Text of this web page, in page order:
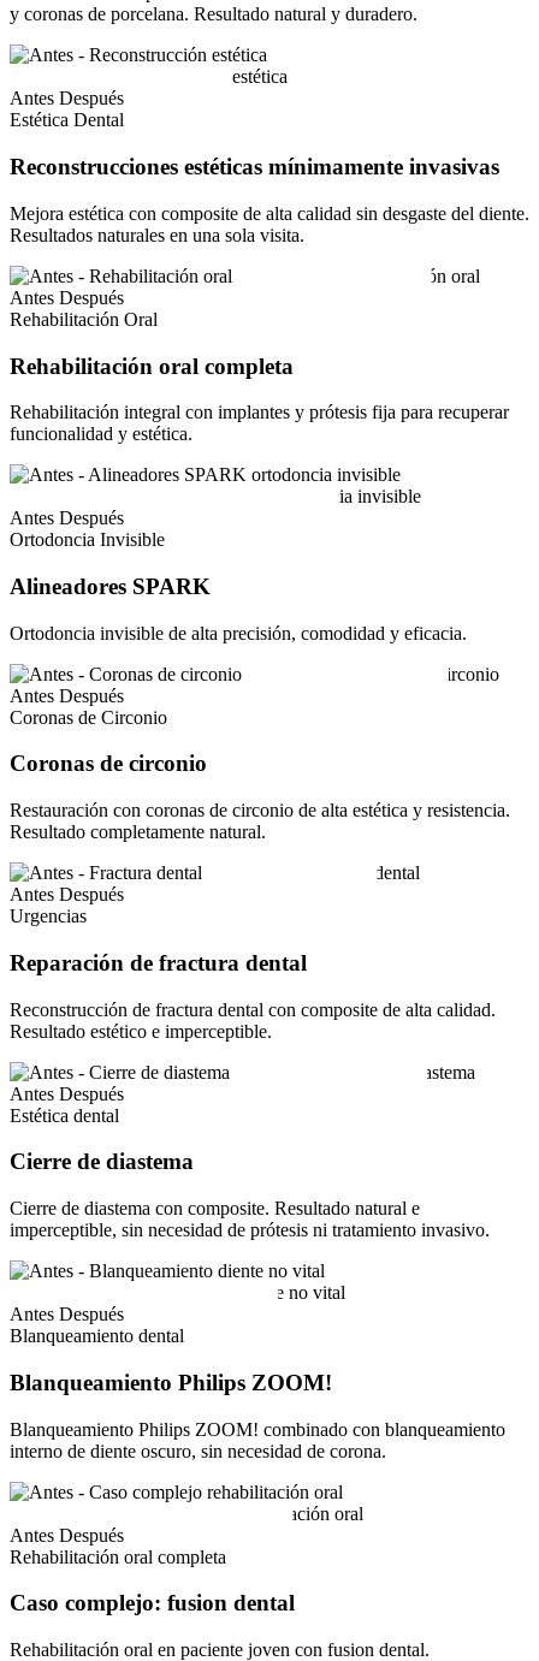
y coronas de porcelana. Resultado natural y duradero.
Antes Después
Estética Dental
Reconstrucciones estéticas mínimamente invasivas
Mejora estética con composite de alta calidad sin desgaste del diente.
Resultados naturales en una sola visita.
Antes Después
Rehabilitación Oral
Rehabilitación oral completa
Rehabilitación integral con implantes y prótesis fija para recuperar
funcionalidad y estética.
Antes Después
Ortodoncia Invisible
Alineadores SPARK
Ortodoncia invisible de alta precisión, comodidad y eficacia.
Antes Después
Coronas de Circonio
Coronas de circonio
Restauración con coronas de circonio de alta estética y resistencia.
Resultado completamente natural.
Antes Después
Urgencias
Reparación de fractura dental
Reconstrucción de fractura dental con composite de alta calidad.
Resultado estético e imperceptible.
Antes Después
Estética dental
Cierre de diastema
Cierre de diastema con composite. Resultado natural e
imperceptible, sin necesidad de prótesis ni tratamiento invasivo.
Antes Después
Blanqueamiento dental
Blanqueamiento Philips ZOOM!
Blanqueamiento Philips ZOOM! combinado con blanqueamiento
interno de diente oscuro, sin necesidad de corona.
Antes Después
Rehabilitación oral completa
Caso complejo: fusion dental
Rehabilitación oral en paciente joven con fusion dental.